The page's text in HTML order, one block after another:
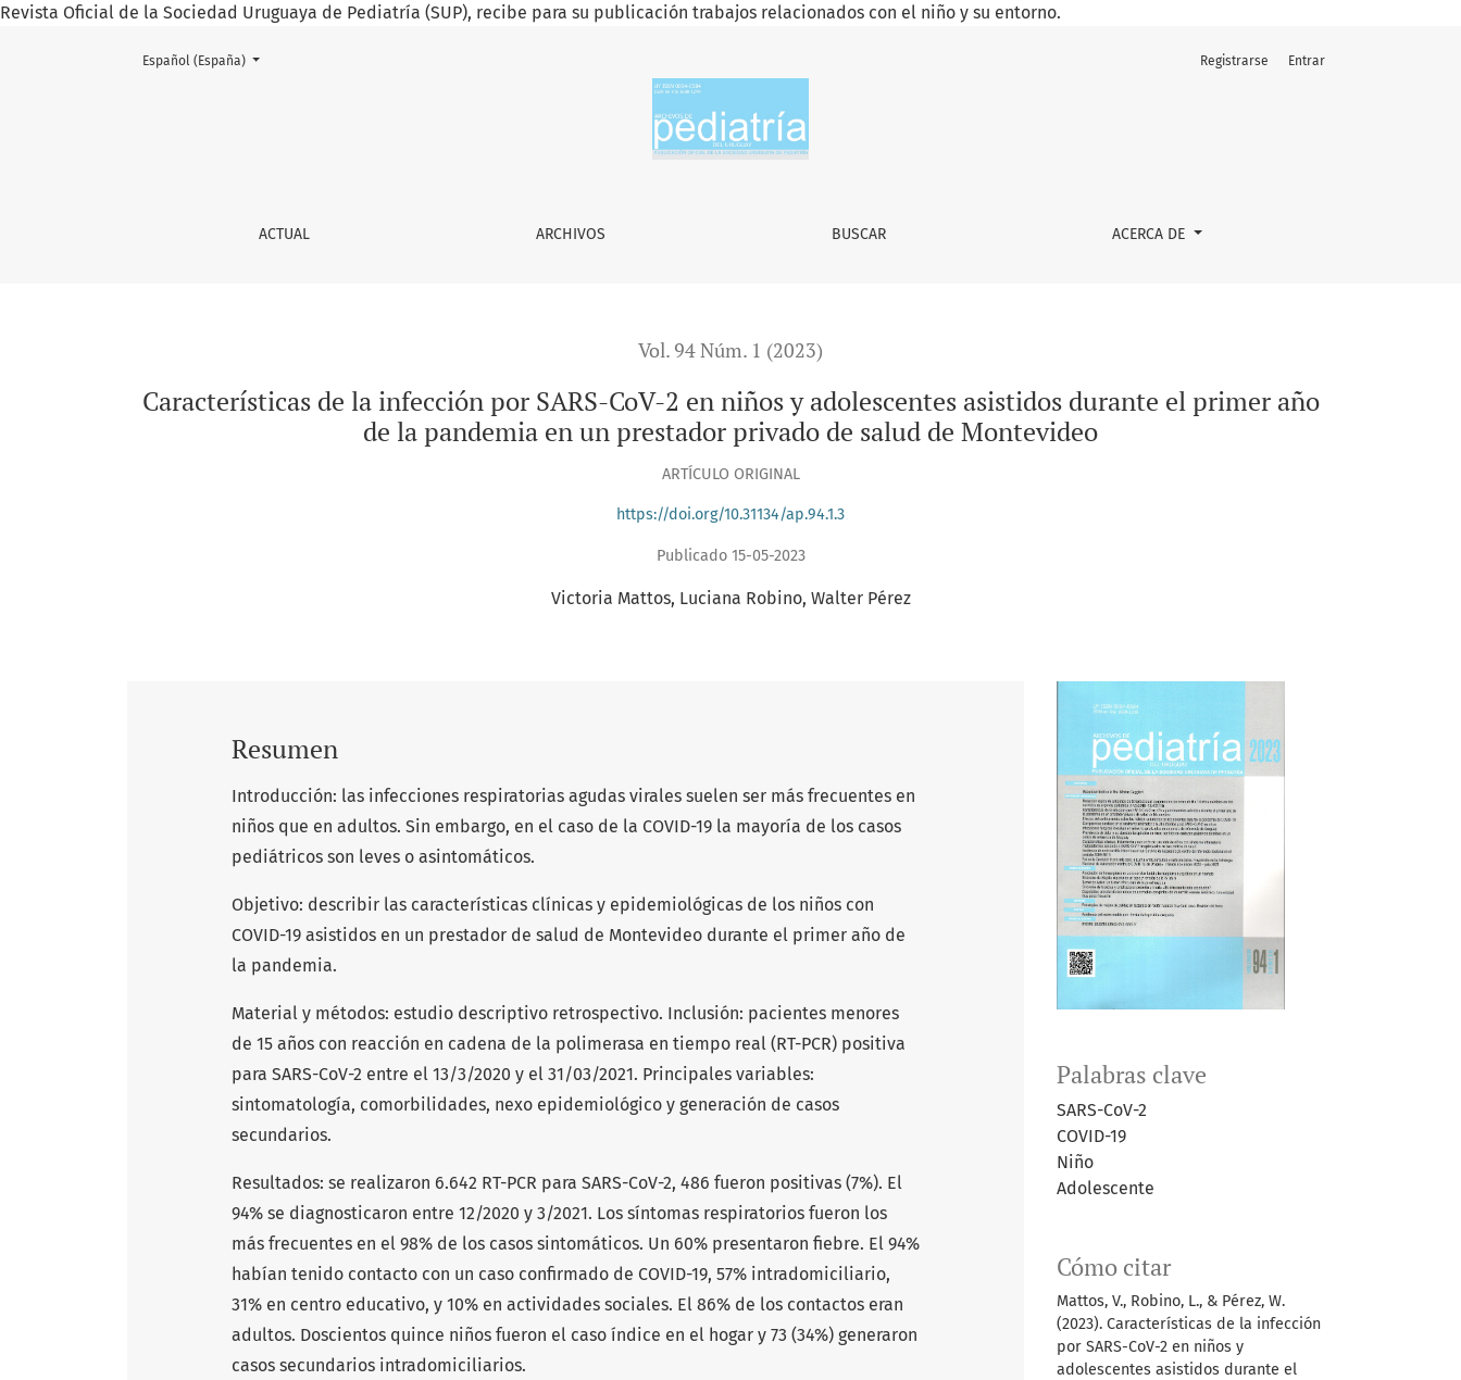
Revista Oficial de la Sociedad Uruguaya de Pediatría (SUP), recibe para su publicación trabajos relacionados con el niño y su entorno.
Características de la infección por SARS-CoV-2 en niños y adolescentes asistidos durante el primer año de la pandemia en un prestador privado de salud de Montevideo
ACTUAL ARCHIVOS BUSCAR ACERCA DE
Registrarse Entrar
Cambiar el idioma. El actual es:
Español (España)
Vol. 94 Núm. 1 (2023)
Características de la infección por SARS-CoV-2 en niños y adolescentes asistidos durante el primer año
de la pandemia en un prestador privado de salud de Montevideo
ARTÍCULO ORIGINAL
https://doi.org/10.31134/ap.94.1.3
Publicado 15-05-2023
Victoria Mattos Luciana Robino Walter Pérez
Palabras clave
SARS-CoV-2
COVID-19
Niño
Adolescente
Cómo citar
Mattos, V., Robino, L., & Pérez, W.
(2023). Características de la infección
por SARS-CoV-2 en niños y
adolescentes asistidos durante el
Resumen
Introducción: las infecciones respiratorias agudas virales suelen ser más frecuentes en
niños que en adultos. Sin embargo, en el caso de la COVID-19 la mayoría de los casos
pediátricos son leves o asintomáticos.
Objetivo: describir las características clínicas y epidemiológicas de los niños con
COVID-19 asistidos en un prestador de salud de Montevideo durante el primer año de
la pandemia.
Material y métodos: estudio descriptivo retrospectivo. Inclusión: pacientes menores
de 15 años con reacción en cadena de la polimerasa en tiempo real (RT-PCR) positiva
para SARS-CoV-2 entre el 13/3/2020 y el 31/03/2021. Principales variables:
sintomatología, comorbilidades, nexo epidemiológico y generación de casos
secundarios.
Resultados: se realizaron 6.642 RT-PCR para SARS-CoV-2, 486 fueron positivas (7%). El
94% se diagnosticaron entre 12/2020 y 3/2021. Los síntomas respiratorios fueron los
más frecuentes en el 98% de los casos sintomáticos. Un 60% presentaron fiebre. El 94%
habían tenido contacto con un caso confirmado de COVID-19, 57% intradomiciliario,
31% en centro educativo, y 10% en actividades sociales. El 86% de los contactos eran
adultos. Doscientos quince niños fueron el caso índice en el hogar y 73 (34%) generaron
casos secundarios intradomiciliarios.